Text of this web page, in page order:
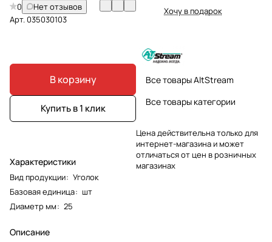
0
Нет отзывов
Арт.035030103
В корзину
Купить в 1 клик
Характеристики
Вид продукции: Уголок
Базовая единица: шт
Диаметр мм: 25
Описание
Хочу в подарок
Все товары AltStream
Все товары категории
Цена действительна только для
интернет-магазина и может
отличаться от цен в розничных
магазинах